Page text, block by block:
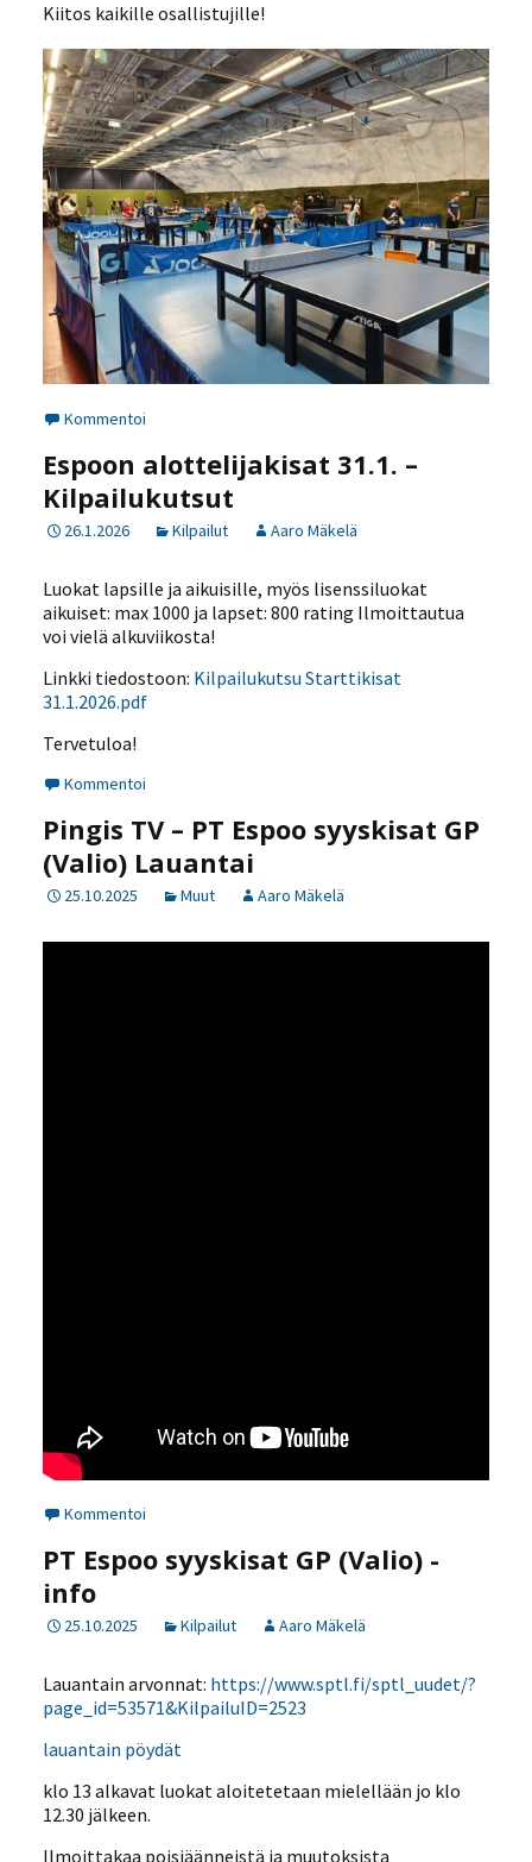
Kiitos kaikille osallistujille!
Kommentoi
Espoon alottelijakisat 31.1. –
Kilpailukutsut
26.1.2026 Kilpailut Aaro Mäkelä
Luokat lapsille ja aikuisille, myös lisenssiluokat
aikuiset: max 1000 ja lapset: 800 rating Ilmoittautua
voi vielä alkuviikosta!
Linkki tiedostoon: Kilpailukutsu Starttikisat
31.1.2026.pdf
Tervetuloa!
Kommentoi
Pingis TV – PT Espoo syyskisat GP
(Valio) Lauantai
25.10.2025 Muut Aaro Mäkelä
Kommentoi
PT Espoo syyskisat GP (Valio) -
info
25.10.2025 Kilpailut Aaro Mäkelä
Lauantain arvonnat: https://www.sptl.fi/sptl_uudet/?
page_id=53571&KilpailuID=2523
lauantain pöydät
klo 13 alkavat luokat aloitetetaan mielellään jo klo
12.30 jälkeen.
Ilmoittakaa poisjäänneistä ja muutoksista